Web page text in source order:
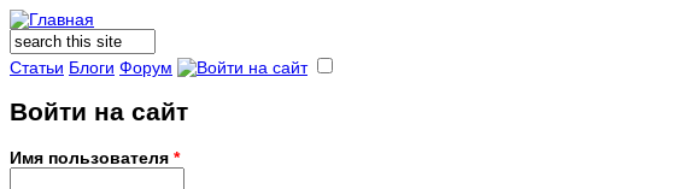
Форма поиска
Поиск
Статьи Блоги Форум
Войти на сайт
Имя пользователя *